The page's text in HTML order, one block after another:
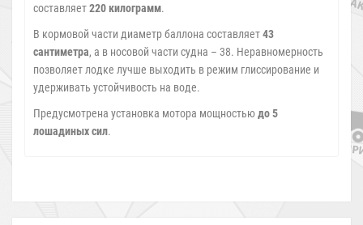
составляет220 килограмм.
В кормовой части диаметр баллона составляет43
сантиметра, а в носовой части судна – 38. Неравномерность
позволяет лодке лучше выходить в режим глиссирование и
удерживать устойчивость на воде.
Предусмотрена установка мотора мощностьюдо 5
лошадиных сил.